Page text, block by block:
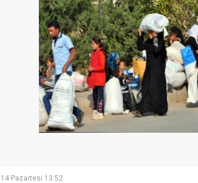
Pazartesi 13:52